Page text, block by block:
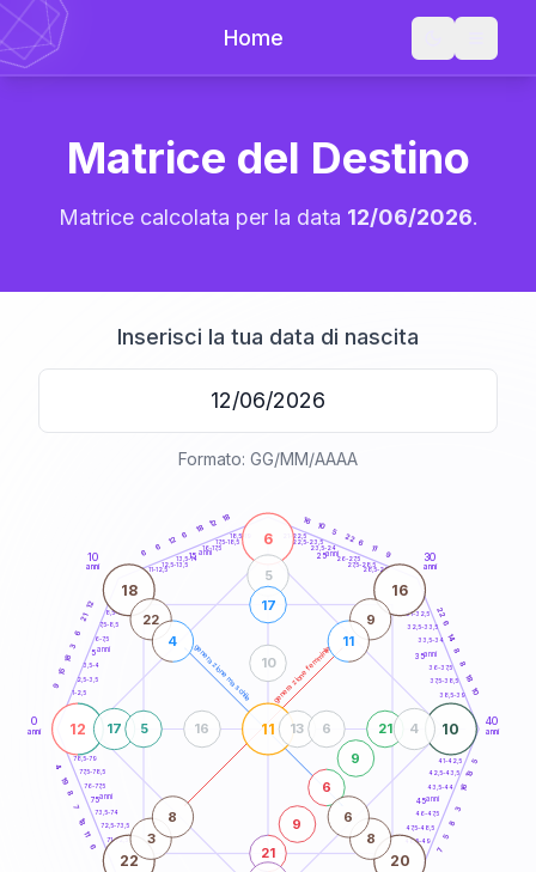
Home
Matrice del Destino
Matrice calcolata per la data 12/06/2026.
Inserisci la tua data di nascita
Formato: GG/MM/AAAA
generazione maschile generazione femminile
0
anni
10
anni
30
anni
40
anni
1-2,5
2,5-3,5
3,5-4
6-7,5
7,5-8,5
8,5-9
11-12,5
12,5-13,5
13,5-14
16-17,5
17,5-18,5
18,5-19
21-22,5
22,5-23,5
23,5-24
26-27,5
27,5-28,5
28,5-29
31-32,5
32,5-33,5
33,5-34
36-37,5
37,5-38,5
38,5-39
41-42,5
42,5-43,5
43,5-44
46-47,5
47,5-48,5
48,5-49
71-72,5
72,5-73,5
73,5-74
76-77,5
77,5-78,5
78,5-79
9
15
18
3
6
21
12
6
6
12 6
18
12
18 16
10
5
22 6
11
9
22
6
14
8
8
18
10
5
13
16
3
8
5
7
6
11
18
7
8
19
4
12
6
10
11
18 16
22 20
21
9
6
9
21
17
5
4
5
17
13 6
16
10
22
4
9
11
3
8
8
6
5anni
15 anni 25anni
35anni
45anni
75anni